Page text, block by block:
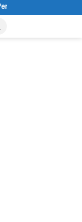
Dugaan Menu